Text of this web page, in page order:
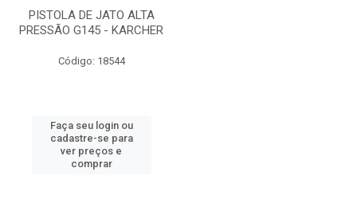
PISTOLA DE JATO ALTA
PRESSÃO G145 - KARCHER
Código: 18544
Faça seu login ou
cadastre-se para
ver preços e
comprar